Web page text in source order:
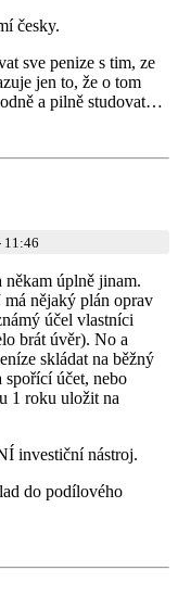
česky.
sve penize s tim, ze
jen to, že o tom
a pilně studovat…
11:46
někam úplně jinam.
nějaký plán oprav
účel vlastníci
brát úvěr). No a
skládat na běžný
účet, nebo
1 roku uložit na
investiční nástroj.
do podílového